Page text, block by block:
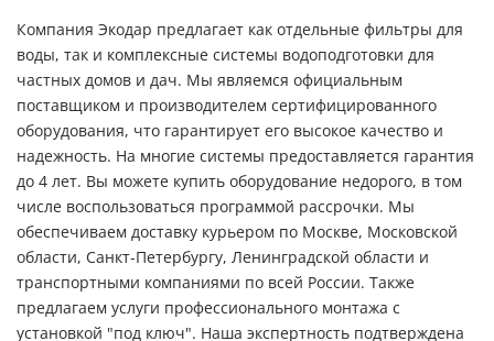
Компания Экодар предлагает как отдельные фильтры для
воды, так и комплексные системы водоподготовки для
частных домов и дач. Мы являемся официальным
поставщиком и производителем сертифицированного
оборудования, что гарантирует его высокое качество и
надежность. На многие системы предоставляется гарантия
до 4 лет. Вы можете купить оборудование недорого, в том
числе воспользоваться программой рассрочки. Мы
обеспечиваем доставку курьером по Москве, Московской
области, Санкт-Петербургу, Ленинградской области и
транспортными компаниями по всей России. Также
предлагаем услуги профессионального монтажа с
установкой "под ключ". Наша экспертность подтверждена